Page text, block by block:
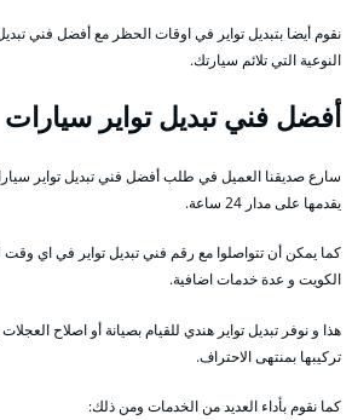
نقوم أيضا بتبديل تواير في اوقات الحظر مع أفضل فني
النوعية التي تلائم سيارتك.
أفضل فني تبديل تواير سيارات
سارع صديقنا العميل في طلب أفضل فني تبديل تواير
يقدمها على مدار 24 ساعة.
كما يمكن أن تتواصلوا مع رقم فني تبديل تواير في اي
الكويت و عدة خدمات اضافية.
هذا و نوفر تبديل تواير هندي للقيام بصيانة أو اصلاح
تركيبها بمنتهى الاحتراف.
كما نقوم بأداء العديد من الخدمات ومن ذلك: